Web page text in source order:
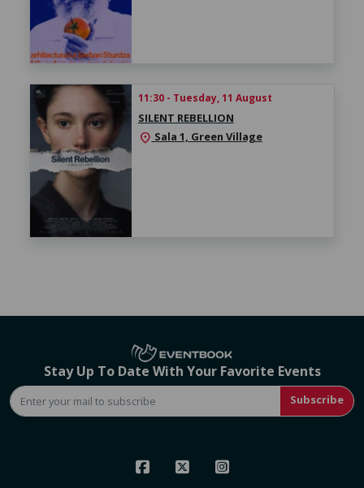
11:30 - Tuesday, 11 August
SILENT REBELLION
location_on Sala 1, Green Village
Stay Up To Date With Your Favorite Events
Subscribe